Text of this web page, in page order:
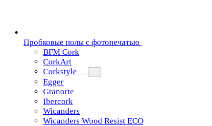
Пробковые полы с фотопечатью
BFM Cork
CorkArt
Corkstyle
Egger
Granorte
Ibercork
Wicanders
Wicanders Wood Resist ECO